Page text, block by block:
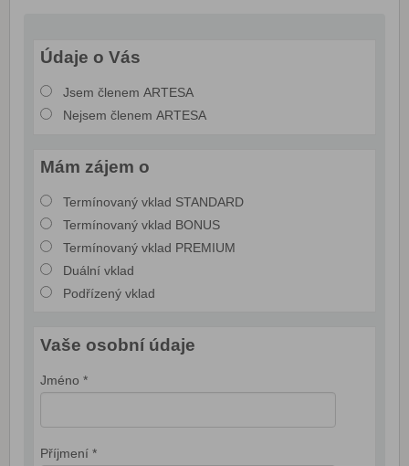
Údaje o Vás
Jsem členem ARTESA
Nejsem členem ARTESA
Mám zájem o
Termínovaný vklad STANDARD
Termínovaný vklad BONUS
Termínovaný vklad PREMIUM
Duální vklad
Podřízený vklad
Vaše osobní údaje
Jméno *
Příjmení *